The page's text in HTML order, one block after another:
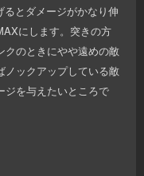
とダメージがかなり伸
にします。突きの方
クのときにやや遠めの敵
ノックアップしている敵
ジを与えたいところで